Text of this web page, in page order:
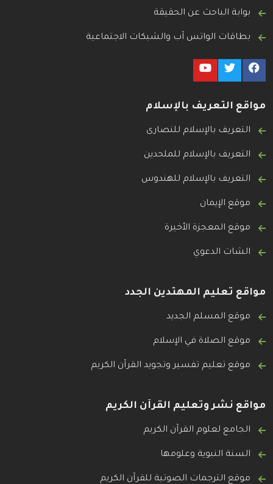
بوابة الباحث عن الحقيقة
بطاقات الواتس آب والشبكات الاجتماعية
مواقع التعريف بالإسلام
التعريف بالإسلام للنصارى
التعريف بالإسلام للملحدين
التعريف بالإسلام للهندوس
موقع الإيمان
موقع المعجزة الأخيرة
الشات الدعوي
مواقع تعليم المهتدين الجدد
موقع المسلم الجديد
موقع الصلاة في الإسلام
موقع تعليم تفسير وتجويد القرآن الكريم
مواقع نشر وتعليم القرآن الكريم
الجامع لعلوم القرآن الكريم
السنة النبوية وعلومها
موقع الترجمات الصوتية للقرآن الكريم